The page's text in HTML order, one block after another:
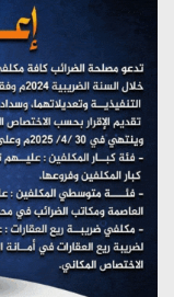
(نحن لا نهزم) بث
يوليو 28, 2026
تستمعون لبرنامج
يوليو 28, 2026
مؤتمر صحفي لمركز
على اليمن
يوليو 27, 2026